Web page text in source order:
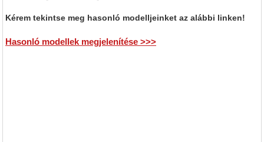
Kérem tekintse meg hasonló modelljeinket az alábbi linken!
Hasonló modellek megjelenítése >>>